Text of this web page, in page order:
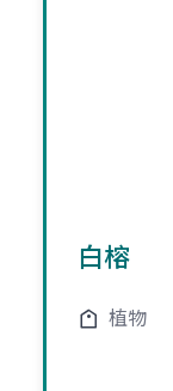
白榕
植物